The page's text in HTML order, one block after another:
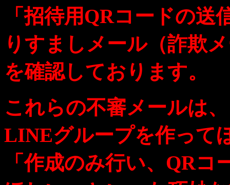
「招待用QRコードの
りすましメール（詐欺
を確認しております。
これらの不審メールは
LINEグループを作って
「作成のみ行い、QR